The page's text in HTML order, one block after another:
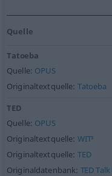
Quelle
Tatoeba
Quelle: OPUS
Originaltextquelle: Tatoeba
TED
Quelle: OPUS
Originaltextquelle: WIT³
Originaltextquelle: TED
Originaldatenbank: TED